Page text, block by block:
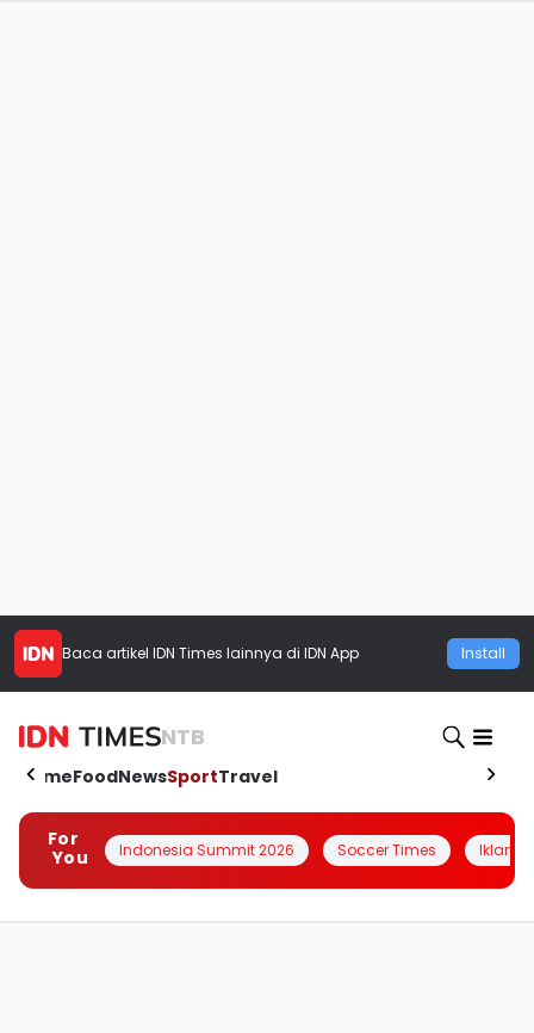
Baca artikel IDN Times lainnya di IDN App Install
NTB
HomeFoodNewsSportTravel
For
You
Indonesia Summit 2026 Soccer Times Iklanin